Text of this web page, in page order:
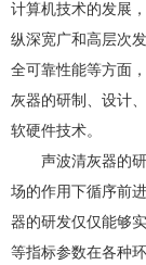
计算机技术的发展
纵深宽广和高层次
全可靠性能等方面
灰器的研制、设计
软硬件技术。
声波清灰器的
场的作用下循序前
器的研发仅仅能够
等指标参数在各种